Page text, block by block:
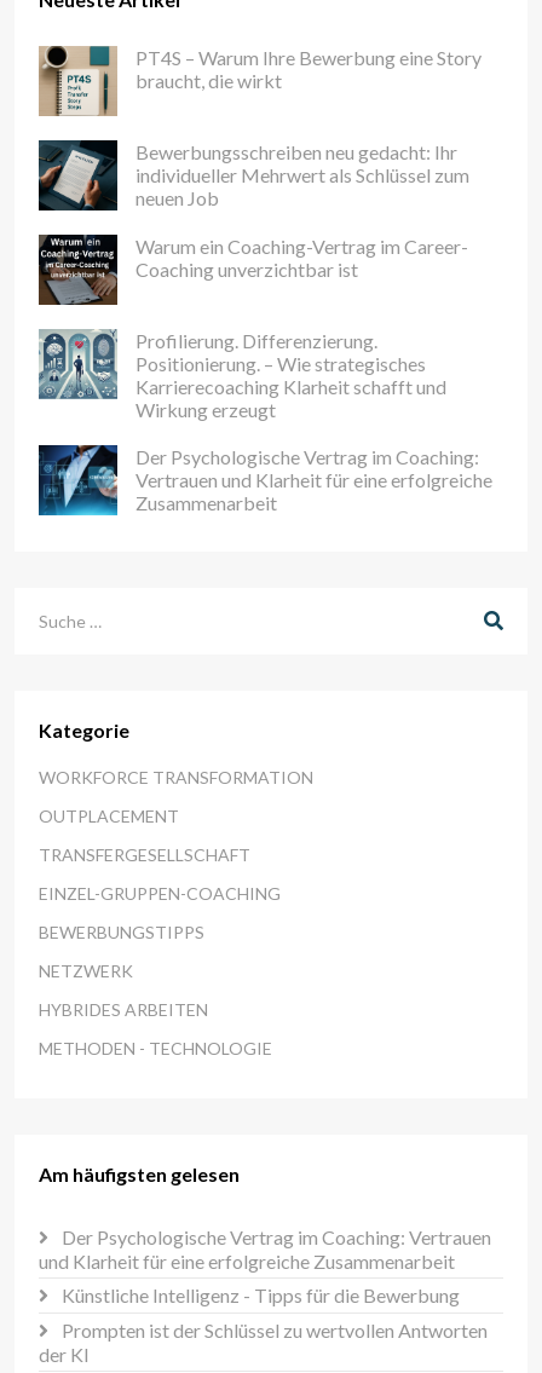
PT4S – Warum Ihre Bewerbung eine Story
braucht, die wirkt
Bewerbungsschreiben neu gedacht: Ihr
individueller Mehrwert als Schlüssel zum
neuen Job
Warum ein Coaching-Vertrag im Career-
Coaching unverzichtbar ist
Profilierung. Differenzierung.
Positionierung. – Wie strategisches
Karrierecoaching Klarheit schafft und
Wirkung erzeugt
Der Psychologische Vertrag im Coaching:
Vertrauen und Klarheit für eine erfolgreiche
Zusammenarbeit
Kategorie
WORKFORCE TRANSFORMATION
OUTPLACEMENT
TRANSFERGESELLSCHAFT
EINZEL-GRUPPEN-COACHING
BEWERBUNGSTIPPS
NETZWERK
HYBRIDES ARBEITEN
METHODEN - TECHNOLOGIE
Am häufigsten gelesen
Der Psychologische Vertrag im Coaching: Vertrauen
und Klarheit für eine erfolgreiche Zusammenarbeit
Künstliche Intelligenz - Tipps für die Bewerbung
Prompten ist der Schlüssel zu wertvollen Antworten
der KI